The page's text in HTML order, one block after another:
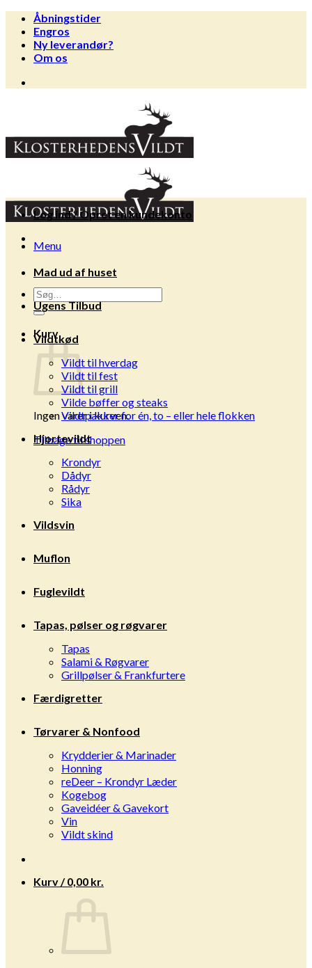
Fortsæt
indhold
Åbningstider
Engros
Ny leverandør?
Om os
Menu
Søg
efter:
Kurv
Ingen varer i kurven.
Tilbage til shoppen
Log ind / Opret en kundekonto
Mad ud af huset
Ugens Tilbud
Vildtkød
Vildt til hverdag
Vildt til fest
Vildt til grill
Vilde bøffer og steaks
Vildtpakker for én, to – eller hele flokken
Hjortevildt
Krondyr
Dådyr
Rådyr
Sika
Vildsvin
Muflon
Fuglevildt
Tapas, pølser og røgvarer
Tapas
Salami & Røgvarer
Grillpølser & Frankfurtere
Færdigretter
Tørvarer & Nonfood
Krydderier & Marinader
Honning
reDeer – Krondyr Læder
Kogebog
Gaveidéer & Gavekort
Vin
Vildt skind
Kurv /0,00 kr.